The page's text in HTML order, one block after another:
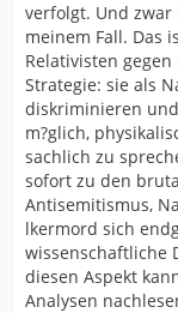
verfolgt. Und
meinem Fall. Das
Relativisten
Strategie: sie als
diskriminieren
m?glich,
sachlich zu
sofort zu den
Antisemitismus,
lkermord sich
wissenschaftliche
diesen Aspekt
Analysen